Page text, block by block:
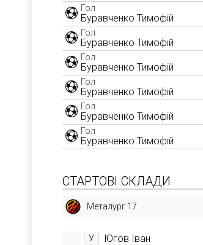
Гол
Буравченко Тимофій
Гол
Буравченко Тимофій
Гол
Буравченко Тимофій
Гол
Буравченко Тимофій
Гол
Буравченко Тимофій
Гол
Буравченко Тимофій
СТАРТОВІ СКЛАДИ
Металург 17
У Югов Іван